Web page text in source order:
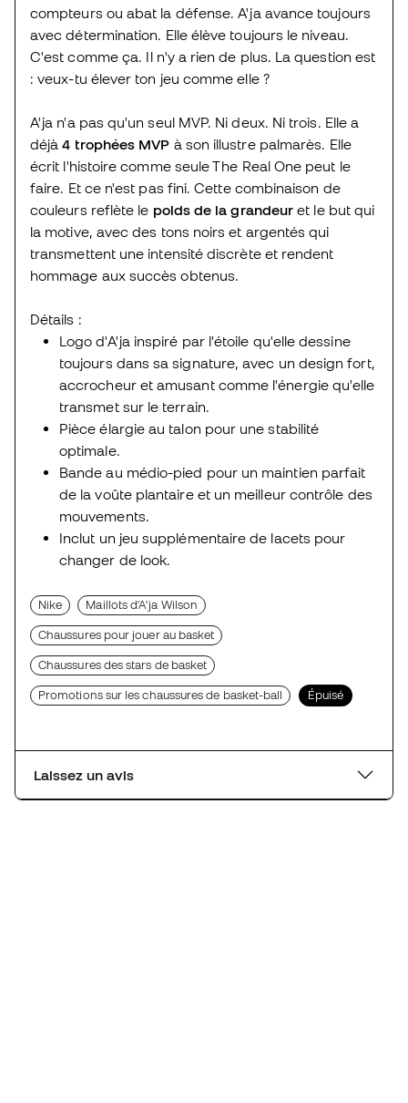
compteurs ou abat la défense. A'ja avance toujours
avec détermination. Elle élève toujours le niveau.
C'est comme ça. Il n'y a rien de plus. La question est
: veux-tu élever ton jeu comme elle ?
A'ja n'a pas qu'un seul MVP. Ni deux. Ni trois. Elle a
déjà4 trophées MVP à son illustre palmarès. Elle
écrit l'histoire comme seule The Real One peut le
faire. Et ce n'est pas fini. Cette combinaison de
couleurs reflète le poids de la grandeur et le but qui
la motive, avec des tons noirs et argentés qui
transmettent une intensité discrète et rendent
hommage aux succès obtenus.
Détails :
Logo d'A'ja inspiré par l'étoile qu'elle dessine
toujours dans sa signature, avec un design fort,
accrocheur et amusant comme l'énergie qu'elle
transmet sur le terrain.
Pièce élargie au talon pour une stabilité
optimale.
Bande au médio-pied pour un maintien parfait
de la voûte plantaire et un meilleur contrôle des
mouvements.
Inclut un jeu supplémentaire de lacets pour
changer de look.
Nike Maillots d'A'ja Wilson
Chaussures pour jouer au basket
Chaussures des stars de basket
Promotions sur les chaussures de basket-ball Épuisé
Laissez un avis